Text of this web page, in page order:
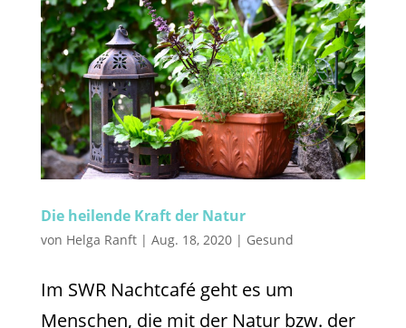
Die heilende Kraft der Natur
von Helga Ranft| Aug. 18, 2020| Gesund
Im SWR Nachtcafé geht es um
Menschen, die mit der Natur bzw. der